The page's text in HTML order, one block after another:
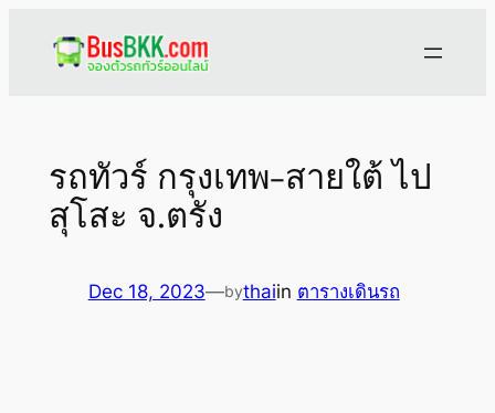
รถทัวร์ กรุงเทพ-สายใต้ ไป
สุโสะ จ.ตรัง
Dec 18, 2023—bythaiin ตารางเดินรถ